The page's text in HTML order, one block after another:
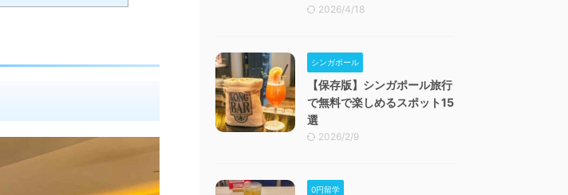
2026/4/18
シンガポール
【保存版】シンガポール旅行
で無料で楽しめるスポット15
選
2026/2/9
0円留学